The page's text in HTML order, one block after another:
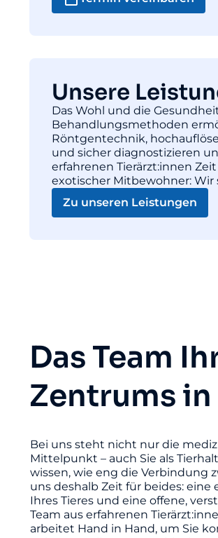
Unsere
Das Wohl und die
Behandlungsmethoden
Röntgentechnik,
und sicher diagnostizieren
erfahrenen Tierärzt:innen
exotischer Mitbewohner:
Zu unseren Leistungen
Das Team
Zentrums
Bei uns steht nicht nur die
Mittelpunkt – auch Sie als
wissen, wie eng die Verbindung
uns deshalb Zeit für beides:
Ihres Tieres und eine offene,
Team aus erfahrenen
arbeitet Hand in Hand, um Sie